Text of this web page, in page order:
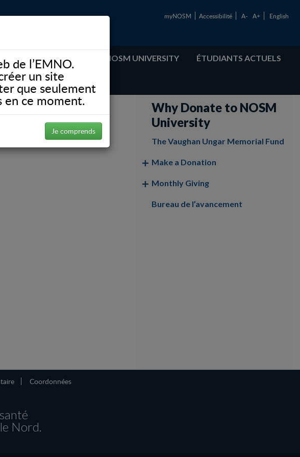
de l’EMNO.
un site
que seulement
en ce moment.
Je comprends
myNOSM Accessibilité A- A+ English
DONATE ABOUT NOSM UNIVERSITY ÉTUDIANTS ACTUELS
Why Donate to NOSM
University
The Vaughan Ungar Memorial Fund
Make a Donation
Monthly Giving
Bureau de l’avancement
Coordonnées
Nord.